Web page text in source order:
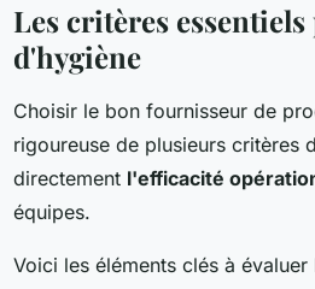
Les critères
d'hygiène
Choisir le bon fournisseur de
rigoureuse de plusieurs critères
directement l'efficacité
équipes.
Voici les éléments clés à